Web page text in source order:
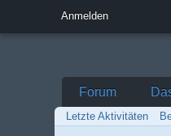
Anmelden
Forum
Letzte Aktivitäten